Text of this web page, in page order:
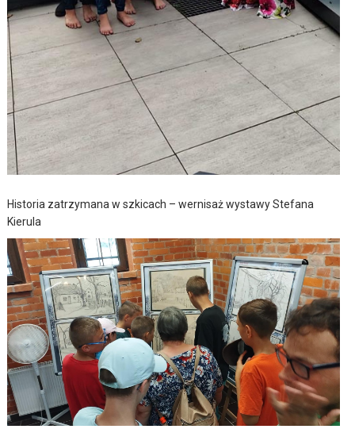
Historia zatrzymana w szkicach – wernisaż wystawy Stefana
Kierula